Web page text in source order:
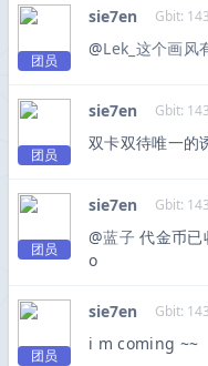
团员
sie7en Gbit:
@Lek_这个画风
团员
sie7en Gbit:
双卡双待唯一的
团员
sie7en Gbit:
@蓝子 代金币已
o
团员
sie7en Gbit:
i m coming ~~